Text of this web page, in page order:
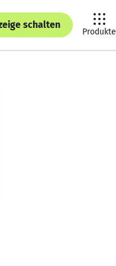
schalten
Produkte